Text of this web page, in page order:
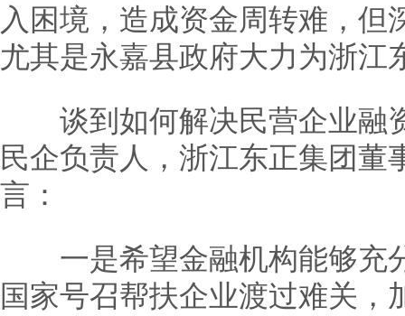
入困境，造成资金周转难，但
尤其是永嘉县政府大力为浙江
谈到如何解决民营企业融
民企负责人，浙江东正集团董
言：
一是希望金融机构能够充
国家号召帮扶企业渡过难关，